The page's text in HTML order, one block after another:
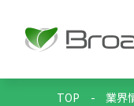
TOP - 業界